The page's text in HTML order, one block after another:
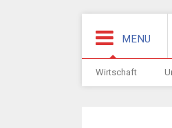
MENU
Wirtschaft